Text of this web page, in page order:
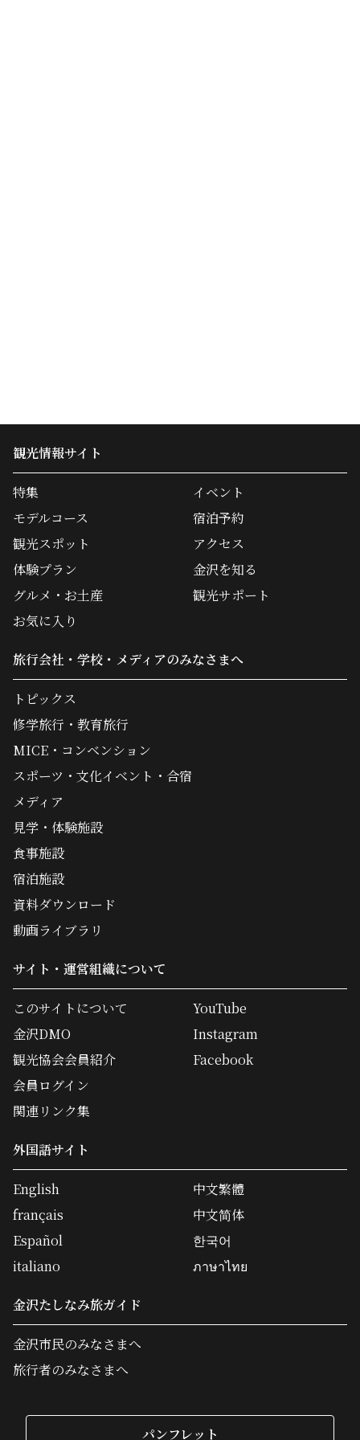
観光情報サイト
特集
モデルコース
観光スポット
体験プラン
グルメ・お土産
イベント
宿泊予約
アクセス
金沢を知る
観光サポート
お気に入り
旅行会社・学校・メディアのみなさまへ
トピックス
修学旅行・教育旅行
MICE・コンベンション
スポーツ・文化イベント・合宿
メディア
見学・体験施設
食事施設
宿泊施設
資料ダウンロード
動画ライブラリ
サイト・運営組織について
このサイトについて
金沢DMO
観光協会会員紹介
会員ログイン
関連リンク集
YouTube
Instagram
Facebook
外国語サイト
English
français
Español
italiano
中文繁體
中文简体
한국어
ภาษาไทย
金沢たしなみ旅ガイド
金沢市民のみなさまへ
旅行者のみなさまへ
パンフレット